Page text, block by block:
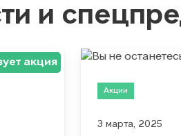
и
акция
Акции
3 марта, 2025